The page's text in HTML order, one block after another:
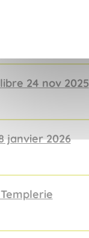
rte Huche Loup
24 nov 2025
janvier 2026